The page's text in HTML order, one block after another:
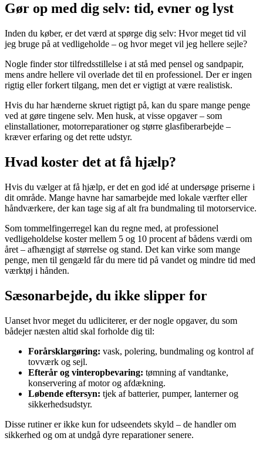
Gør op med dig selv: tid, evner og lyst
Inden du køber, er det værd at spørge dig selv: Hvor meget tid vil
jeg bruge på at vedligeholde – og hvor meget vil jeg hellere sejle?
Nogle finder stor tilfredsstillelse i at stå med pensel og sandpapir,
mens andre hellere vil overlade det til en professionel. Der er ingen
rigtig eller forkert tilgang, men det er vigtigt at være realistisk.
Hvis du har hænderne skruet rigtigt på, kan du spare mange penge
ved at gøre tingene selv. Men husk, at visse opgaver – som
elinstallationer, motorreparationer og større glasfiberarbejde –
kræver erfaring og det rette udstyr.
Hvad koster det at få hjælp?
Hvis du vælger at få hjælp, er det en god idé at undersøge priserne i
dit område. Mange havne har samarbejde med lokale værfter eller
håndværkere, der kan tage sig af alt fra bundmaling til motorservice.
Som tommelfingerregel kan du regne med, at professionel
vedligeholdelse koster mellem 5 og 10 procent af bådens værdi om
året – afhængigt af størrelse og stand. Det kan virke som mange
penge, men til gengæld får du mere tid på vandet og mindre tid med
værktøj i hånden.
Sæsonarbejde, du ikke slipper for
Uanset hvor meget du udliciterer, er der nogle opgaver, du som
bådejer næsten altid skal forholde dig til:
Forårsklargøring: vask, polering, bundmaling og kontrol af
tovværk og sejl.
Efterår og vinteropbevaring: tømning af vandtanke,
konservering af motor og afdækning.
Løbende eftersyn: tjek af batterier, pumper, lanterner og
sikkerhedsudstyr.
Disse rutiner er ikke kun for udseendets skyld – de handler om
sikkerhed og om at undgå dyre reparationer senere.